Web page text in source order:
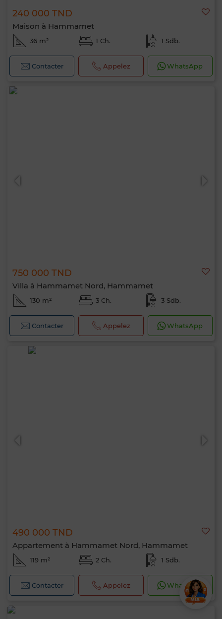
240 000 TND
Maison à Hammamet
36 m² 1 Ch. 1 Sdb.
Contacter Appelez WhatsApp
750 000 TND
Villa à Hammamet Nord, Hammamet
130 m² 3 Ch. 3 Sdb.
Contacter Appelez WhatsApp
490 000 TND
Appartement à Hammamet Nord, Hammamet
119 m² 2 Ch. 1 Sdb.
Contacter Appelez WhatsApp